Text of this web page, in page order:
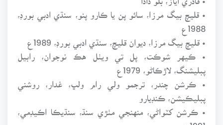
• قليچ بيگ مرزا، سائو پن يا ڪارو پنو، سنڌي ادبي بورڊ،
1988ع
• قليچ بيگ مرزا، ديوان قليچ، سنڌي ادبي بورڊ، 1989ع
• ڪيهر شوڪت، پل تي ويٺل هڪ نوجوان، رابيل
پبليشنگ، لاڙڪاڻو، 1979ع
• ڪرشن چندر، ترجمو ولي رام ولڀ، غدار، روشني
پبليڪيشن، ڪنڊيارو
• ڪرشن کٽواڻي، منهنجي مٺڙي سنڌ، سنڌيڪا اڪيڊمي،
1991ع